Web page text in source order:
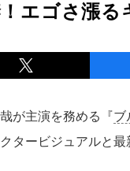
エゴさ漲る
が主演を務める『ブ
タービジュアルと最